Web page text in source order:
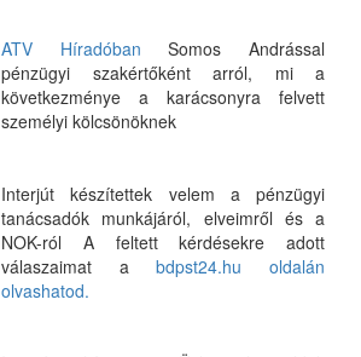
ATV Híradóban Somos Andrással
pénzügyi szakértőként arról, mi a
következménye a karácsonyra felvett
személyi kölcsönöknek
Interjút készítettek velem a pénzügyi
tanácsadók munkájáról, elveimről és a
NOK-ról A feltett kérdésekre adott
válaszaimat abdpst24.hu oldalán
olvashatod.